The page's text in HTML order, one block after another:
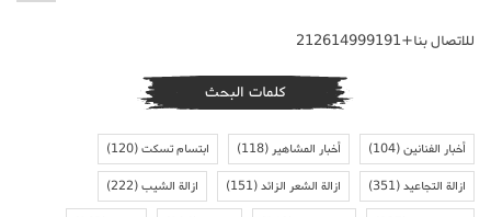
للاتصال بنا+212614999191
كلمات البحث
أخبار الفنانين(104) أخبار المشاهير(118) ابتسام تسكت(120)
ازالة التجاعيد(351) ازالة الشعر الزائد(151) ازالة الشيب(222)